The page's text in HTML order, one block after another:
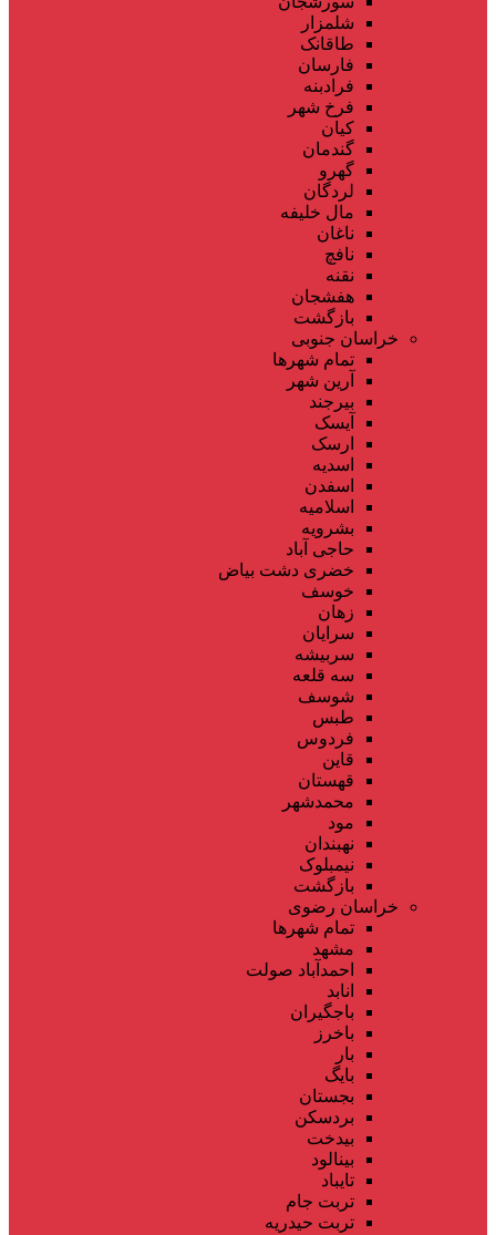
شلمزار
طاقانک
فارسان
فرادبنه
فرخ شهر
کیان
گندمان
گهرو
لردگان
مال خلیفه
ناغان
نافچ
نقنه
هفشجان
بازگشت
خراسان جنوبی
تمام شهر‌ها
آرین شهر
بیرجند
آیسک
ارسک
اسدیه
اسفدن
اسلامیه
بشرویه
حاجی آباد
خضری دشت بیاض
خوسف
زهان
سرایان
سربیشه
سه قلعه
شوسف
طبس
فردوس
قاین
قهستان
محمدشهر
مود
نهبندان
نیمبلوک
بازگشت
خراسان رضوی
تمام شهر‌ها
مشهد
احمدآباد صولت
انابد
باجگیران
باخرز
بار
بایگ
بجستان
بردسکن
بیدخت
بینالود
تایباد
تربت جام
تربت حیدریه